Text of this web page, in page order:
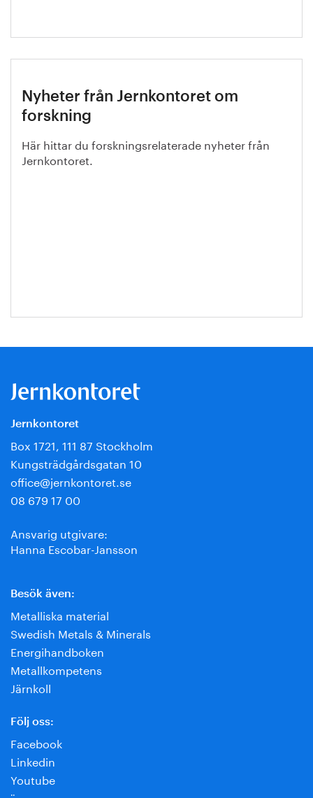
Nyheter från Jernkontoret om
forskning
Här hittar du forskningsrelaterade nyheter från
Jernkontoret.
Jernkontoret
Box 1721, 111 87 Stockholm
Kungsträdgårdsgatan 10
office@jernkontoret.se
08 679 17 00
Ansvarig utgivare:
Hanna Escobar-Jansson
Besök även:
Metalliska material
Swedish Metals & Minerals
Energihandboken
Metallkompetens
Järnkoll
Följ oss:
Facebook
Linkedin
Youtube